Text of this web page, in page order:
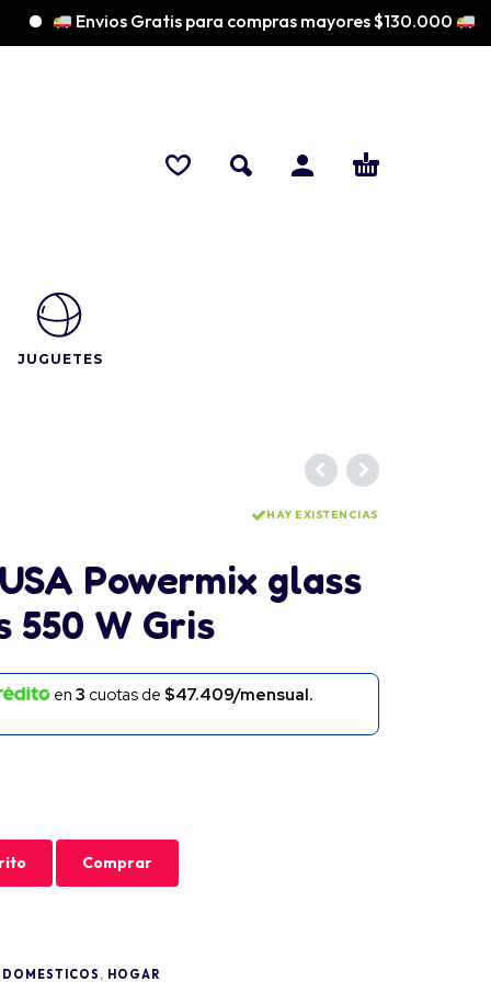
Envios Gratis para compras mayores $130.000
JUGUETES
HAY EXISTENCIAS
Powermix glass
550 W Gris
en3 cuotas de $47.409/mensual.
Comprar
, HOGAR